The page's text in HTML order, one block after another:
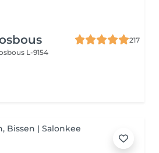
217
L-9154